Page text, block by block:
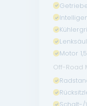
Motor
Off-Road